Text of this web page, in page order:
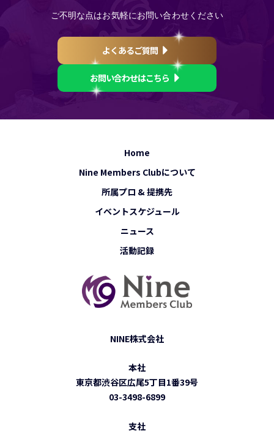
ご不明な点はお気軽にお問い合わせください
よくあるご質問
お問い合わせはこちら
NINE株式会社
本社
東京都渋谷区広尾5丁目1番39号
03-3498-6899
支社
Home
Nine Members Clubについて
所属プロ & 提携先
イベントスケジュール
ニュース
活動記録